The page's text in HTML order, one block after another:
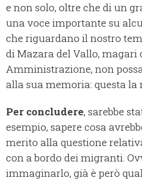
e non solo, oltre che di un
una voce importante su
che riguardano il nostro
di Mazara del Vallo, magari
Amministrazione, non
alla sua memoria: questa la
Per concludere, sarebbe
esempio, sapere cosa
merito alla questione
con a bordo dei migranti.
immaginarlo, già è però